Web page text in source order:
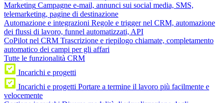
Marketing Campagne e-mail, annunci sui social media, SMS,
telemarketing, pagine di destinazione
Automazione e integrazioni Regole e trigger nel CRM, automazione
dei flussi di lavoro, funnel automatizzati, API
CoPilot nel CRM Trascrizione e riepilogo chiamate, completamento
automatico dei campi per gli affari
Tutte le funzionalità CRM
Incarichi e progetti
Incarichi e progetti Portare a termine il lavoro più facilmente e
velocemente